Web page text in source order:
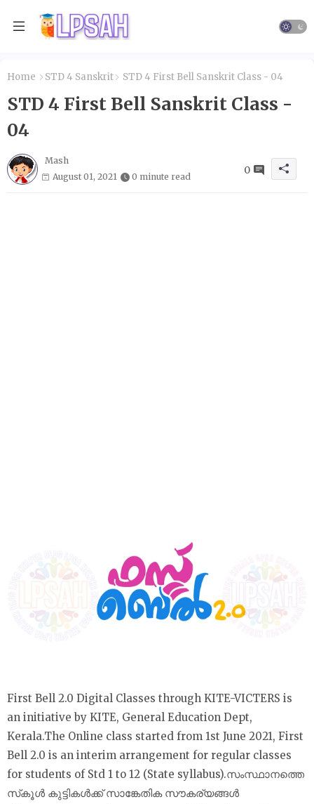
Home STD 4 Sanskrit STD 4 First Bell Sanskrit Class - 04
STD 4 First Bell Sanskrit Class -
04
Mash
August 01, 2021
0 minute read
0
First Bell 2.0 Digital Classes through KITE-VICTERS is
an initiative by KITE, General Education Dept,
Kerala.The Online class started from 1st June 2021, First
Bell 2.0 is an interim arrangement for regular classes
for students of Std 1 to 12 (State syllabus).സംസ്ഥാനത്തെ
സ്‌കൂൾ കുട്ടികൾക്ക് സാങ്കേതിക സൗകര്യങ്ങൾ